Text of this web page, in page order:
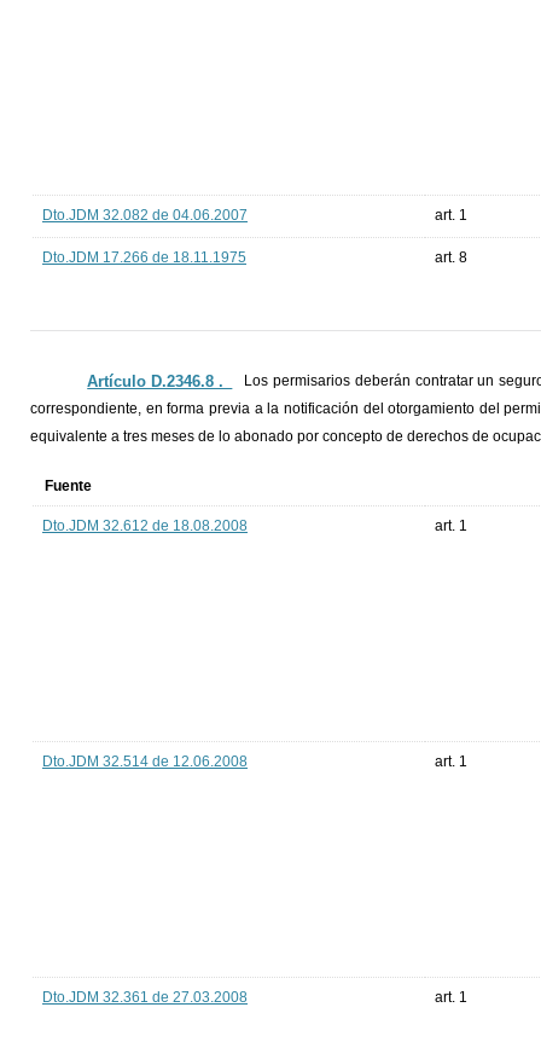
Dto.JDM 32.082 de 04.06.2007 art. 1
Dto.JDM 17.266 de 18.11.1975 art. 8
Artículo D.2346.8 ._
Los permisarios deberán contratar un
correspondiente, en forma previa a la notificación del otorgamiento del
equivalente a tres meses de lo abonado por concepto de derechos de
Fuente
Dto.JDM 32.612 de 18.08.2008 art. 1
Dto.JDM 32.514 de 12.06.2008 art. 1
Dto.JDM 32.361 de 27.03.2008 art. 1